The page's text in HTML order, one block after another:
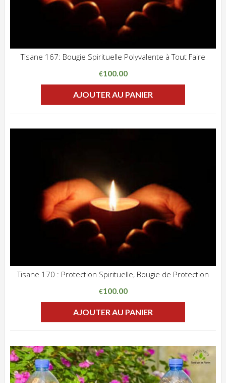
Tisane 167: Bougie Spirituelle Polyvalente à Tout Faire
€100.00
AJOUTER AU PANIER
Tisane 170 : Protection Spirituelle, Bougie de Protection
€100.00
AJOUTER AU PANIER